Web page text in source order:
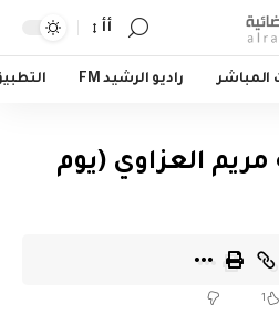
أأ
المباشر راديو الرشيد FM
مريم العزاوي (يوم
1